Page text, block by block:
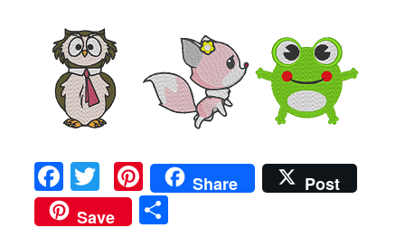
F
a
T
w
Pi
n
Share
Post
Save